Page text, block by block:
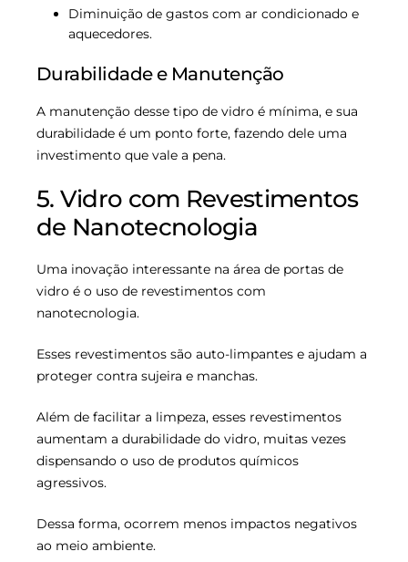
Diminuição de gastos com ar condicionado e
aquecedores.
Durabilidade e Manutenção
A manutenção desse tipo de vidro é mínima, e sua
durabilidade é um ponto forte, fazendo dele uma
investimento que vale a pena.
5. Vidro com Revestimentos
de Nanotecnologia
Uma inovação interessante na área de portas de
vidro é o uso de revestimentos com
nanotecnologia.
Esses revestimentos são auto-limpantes e ajudam a
proteger contra sujeira e manchas.
Além de facilitar a limpeza, esses revestimentos
aumentam a durabilidade do vidro, muitas vezes
dispensando o uso de produtos químicos
agressivos.
Dessa forma, ocorrem menos impactos negativos
ao meio ambiente.